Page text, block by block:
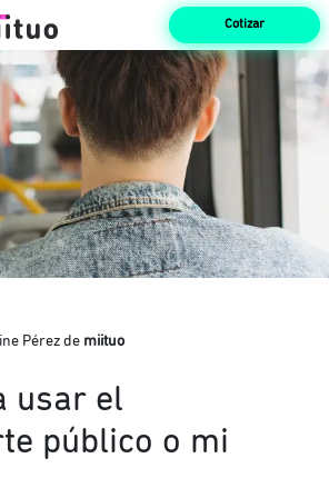
Cotizar
Pérez de miituo
usar el
público o mi